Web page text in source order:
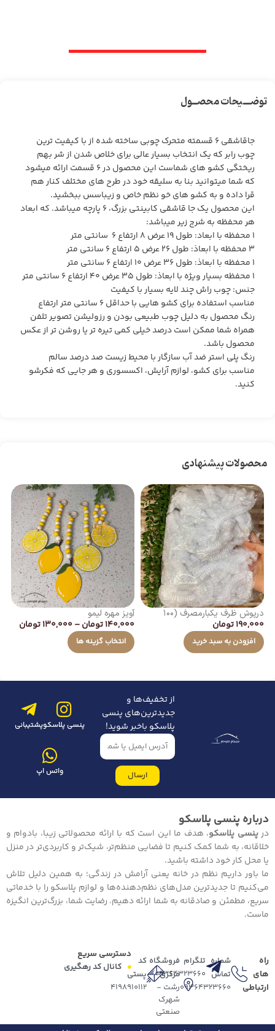
توضـــیحات محصــول
جاقاشقی ۶ قسمته متحرک چوبی ساخته شده از با کیفیت ترین
چوب رابر که یک انتخاب بسیار عالی برای خلاص شدن از شر بهم
ریختگی کشو های شماست این محصول در ۶ قسمت ارائه میشود
که شما میتوانید بنا به سلیقه خود در طرح های مختلف کنار هم
قرا داده و به کشو های خو نظم خاص و زیباسس ببخشید.
این محصول یک جا قاشقی کابینتی بزرگ، ۶ پارچه میباشد. که ابعاد
هر محفظه به شرج زیر میباشد:
۱ محفظه با ابعاد: طول ۱۹ عرض ۸ ارتفاع ۶ سانتی متر
۳ محفظه با ابعاذ: طول ۲۶ عرض ۵ ارتفاع ۶ سانتی متر
۱ محفظه با ابعاذ: طول ۳۶ عرض ۱۰ ارتفاع ۶ سانتی متر
۱ محفظه بسیار ویژه با ابعاذ: طول ۳۵ عرض ۴۰ ارتفاع ۶ سانتی متر
جنس: چوب راش چند لایه بسیار با کیفیت
مناسب استفاده برای کشو هایی با حداقل ۶ سانتی متر ارتفاع
رنگ محصول به دلیل چوب طبیعی بودن و رزولیشن تصویر تلفن
همراه شما ممکن است درصد خیلی کمی تیره تر یا روشن تر از عکس
محصول باشد.
رنگ پلی استر ضد آب سازگار با محیط زیست صد درصد سالم
مناسب برای کشو، لوازم آرایش، اکسسوری و هر جایی که فکرشو
کنید.
محصولات پیشنهادی
درپوش ظرف یکبارمصرف (۱۰۰
عددی)
190,000تومان
افزودن به سبد خرید
آویز مهره لیمو
140,000تومان–
130,000تومان
انتخاب گزینه ها
از تخفیف‌ها و
جدیدترین‌های پنسی
پلاسکو باخبر شوید!
ارسال
پنسی پلاسکوپشتیبانی
واتس اپ
درباره پنسی پلاسکو
درپنسی پلاسکو، هدف ما این است که با ارائه محصولاتی زیبا، بادوام و
خلاقانه، به شما کمک کنیم تا فضایی منظم‌تر، شیک‌تر و کاربردی‌تر در منزل
یا محل کار خود داشته باشید.
ما باور داریم نظم در خانه یعنی آرامش در زندگی؛ به همین دلیل تلاش
می‌کنیم تا جدیدترین مدل‌های نظم‌دهنده‌ها و لوازم پلاسکو را با خدماتی
سریع، مطمئن و صادقانه به شما ارائه دهیم. رضایت شما، بزرگ‌ترین انگیزه
ماست.
دسترسی سریع
کانال کد رهگیری
راه
های
ارتباطی
شماره
تماس
09364323660
تلگرام
09364323660
فروشگاه
مرکزی
رشت -
شهرک
صنعتی
کد
پستی
4198910112